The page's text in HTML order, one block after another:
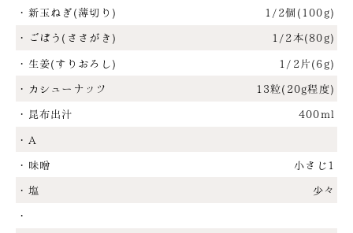
・新玉ねぎ(薄切り) 1/2個(100g)
・ごぼう(ささがき) 1/2本(80g)
・生姜(すりおろし) 1/2片(6g)
・カシューナッツ 13粒(20g程度)
・昆布出汁 400ml
・A
・味噌 小さじ1
・塩 少々
・